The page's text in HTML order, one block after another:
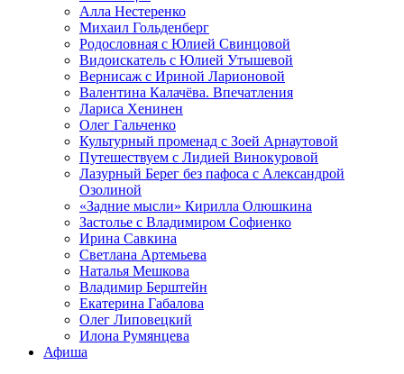
Алла Нестеренко
Михаил Гольденберг
Родословная с Юлией Свинцовой
Видоискатель с Юлией Утышевой
Вернисаж с Ириной Ларионовой
Валентина Калачёва. Впечатления
Лариса Хенинен
Олег Гальченко
Культурный променад с Зоей Арнаутовой
Путешествуем с Лидией Винокуровой
Лазурный Берег без пафоса с Александрой
Озолиной
«Задние мысли» Кирилла Олюшкина
Застолье с Владимиром Софиенко
Ирина Савкина
Светлана Артемьева
Наталья Мешкова
Владимир Берштейн
Екатерина Габалова
Олег Липовецкий
Илона Румянцева
Афиша